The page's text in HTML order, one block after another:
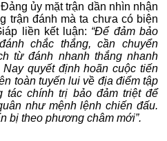
ủy mặt trận dần nhìn nhận
trận đánh mà ta chưa có biện
liền kết luận: “Để đảm bảo
chắc thắng, cần chuyển
từ đánh nhanh thắng nhanh
quyết định hoãn cuộc tiến
toàn tuyến lui về địa điểm tập
tác chính trị bảo đảm triệt để
như mệnh lệnh chiến đấu.
bị theo phương châm mới”.